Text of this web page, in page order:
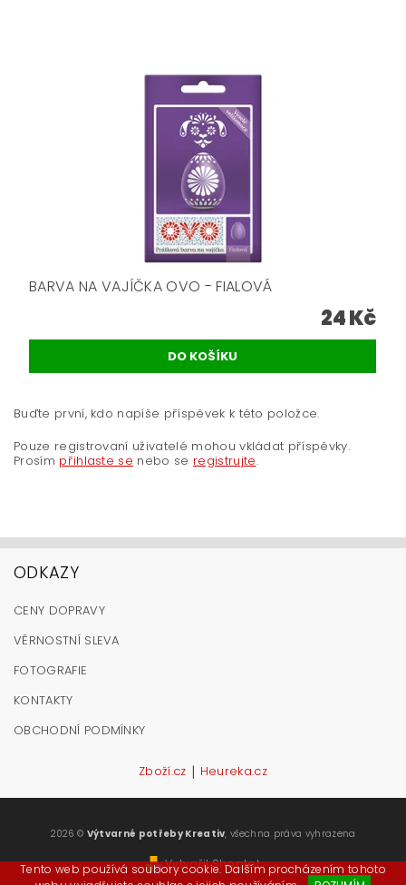
BARVA NA VAJÍČKA OVO - FIALOVÁ
24 Kč
Buďte první, kdo napíše příspěvek k této položce.
Pouze registrovaní uživatelé mohou vkládat příspěvky.
Prosím přihlaste se nebo se registrujte.
ODKAZY
CENY DOPRAVY
VĚRNOSTNÍ SLEVA
FOTOGRAFIE
KONTAKTY
OBCHODNÍ PODMÍNKY
Zboží.cz | Heureka.cz
2026 © Výtvarné potřeby Kreativ, všechna práva vyhrazena
Vytvořil Shoptet
Tento web používá soubory cookie. Dalším procházením tohoto